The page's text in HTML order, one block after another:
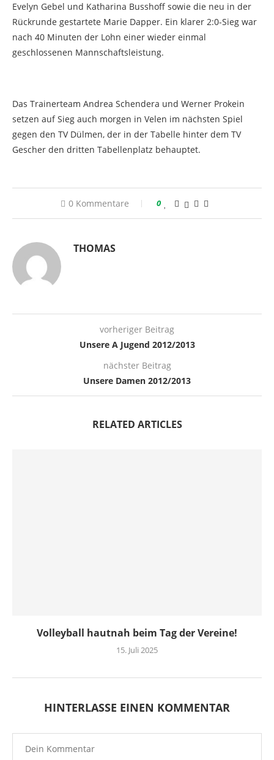
Evelyn Gebel und Katharina Busshoff sowie die neu in der
Rückrunde gestartete Marie Dapper. Ein klarer 2:0-Sieg war
nach 40 Minuten der Lohn einer wieder einmal
geschlossenen Mannschaftsleistung.
Das Trainerteam Andrea Schendera und Werner Prokein
setzen auf Sieg auch morgen in Velen im nächsten Spiel
gegen den TV Dülmen, der in der Tabelle hinter dem TV
Gescher den dritten Tabellenplatz behauptet.
0 Kommentare 0
THOMAS
vorheriger Beitrag
Unsere A Jugend 2012/2013
nächster Beitrag
Unsere Damen 2012/2013
RELATED ARTICLES
Volleyball hautnah beim Tag der Vereine!
15. Juli 2025
HINTERLASSE EINEN KOMMENTAR